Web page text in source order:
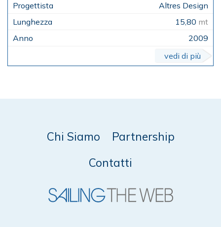
Altres Design
15,80 mt
2009
vedi di più
Chi Siamo
Partnership
Contatti